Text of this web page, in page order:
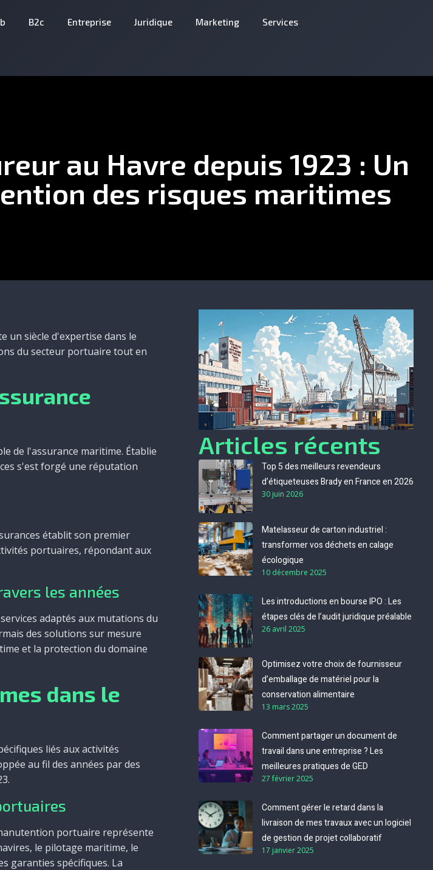
B2c Entreprise Juridique Marketing Services
au Havre depuis 1923 : Un
des risques maritimes
un siècle d'expertise dans le
du secteur portuaire tout en
de l'assurance maritime. Établie
s'est forgé une réputation
établit son premier
portuaires, répondant aux
les années
adaptés aux mutations du
des solutions sur mesure
et la protection du domaine
dans le
liés aux activités
au fil des années par des
portuaire représente
le pilotage maritime, le
garanties spécifiques. La
Articles récents
Top 5 des meilleurs revendeurs
d’étiqueteuses Brady en France en 2026
30 juin 2026
Matelasseur de carton industriel :
transformer vos déchets en calage
écologique
10 décembre 2025
Les introductions en bourse IPO : Les
étapes clés de l’audit juridique préalable
26 avril 2025
Optimisez votre choix de fournisseur
d’emballage de matériel pour la
conservation alimentaire
13 mars 2025
Comment partager un document de
travail dans une entreprise ? Les
meilleures pratiques de GED
27 février 2025
Comment gérer le retard dans la
livraison de mes travaux avec un logiciel
de gestion de projet collaboratif
17 janvier 2025